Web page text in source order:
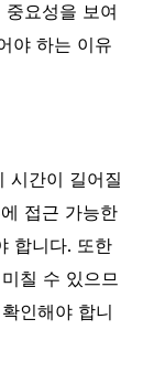
요성을 보여
야 하는 이유
시간이 길어질
접근 가능한
합니다. 또한
칠 수 있으므
인해야 합니